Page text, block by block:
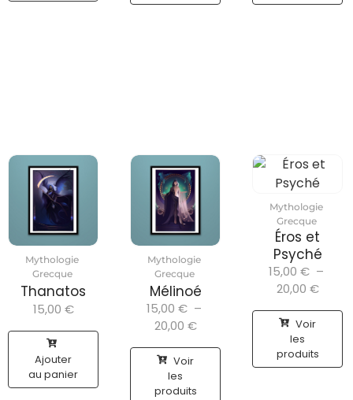
Mythologie
Grecque
Thanatos
15,00 €
Ajouter
au panier
Mythologie
Grecque
Mélinoé
15,00 € –
20,00 €
Voir
les
produits
Mythologie
Grecque
Éros et
Psyché
15,00 € –
20,00 €
Voir
les
produits